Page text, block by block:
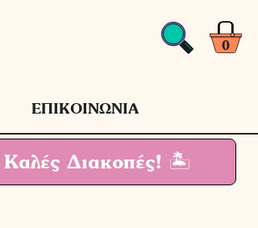
0
ΕΠΙΚΟΙΝΩΝΙΑ
Καλές Διακοπές! 🏝